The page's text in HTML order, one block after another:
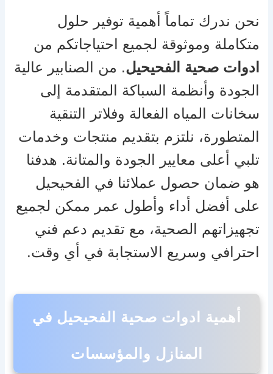
نحن ندرك تماماً أهمية توفير حلول
متكاملة وموثوقة لجميع احتياجاتكم من
ادوات صحية الفحيحيل. من الصنابير عالية
الجودة وأنظمة السباكة المتقدمة إلى
سخانات المياه الفعالة وفلاتر التنقية
المتطورة، نلتزم بتقديم منتجات وخدمات
تلبي أعلى معايير الجودة والمتانة. هدفنا
هو ضمان حصول عملائنا في الفحيحيل
على أفضل أداء وأطول عمر ممكن لجميع
تجهيزاتهم الصحية، مع تقديم دعم فني
احترافي وسريع الاستجابة في أي وقت.
أهمية ادوات صحية الفحيحيل في
المنازل والمؤسسات